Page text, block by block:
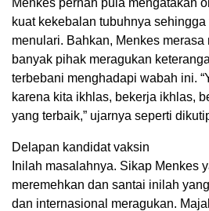
Menkes pernah pula mengatakan
kuat kekebalan tubuhnya
menulari. Bahkan, Menkes merasa
banyak pihak meragukan
terbebani menghadapi wabah ini.
karena kita ikhlas, bekerja ikhlas,
yang terbaik,” ujarnya seperti
Delapan kandidat vaksin
Inilah masalahnya. Sikap Menkes
meremehkan dan santai inilah
dan internasional meragukan.